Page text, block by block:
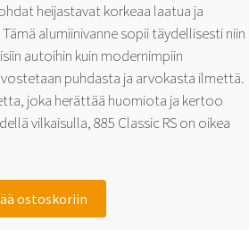
heijastavat korkeaa laatua ja
alumiinivanne sopii täydellisesti niin
autoihin kuin modernimpiin
puhdasta ja arvokasta ilmettä.
joka herättää huomiota ja kertoo
vilkaisulla, 885 Classic RS on oikea
ostoskoriin